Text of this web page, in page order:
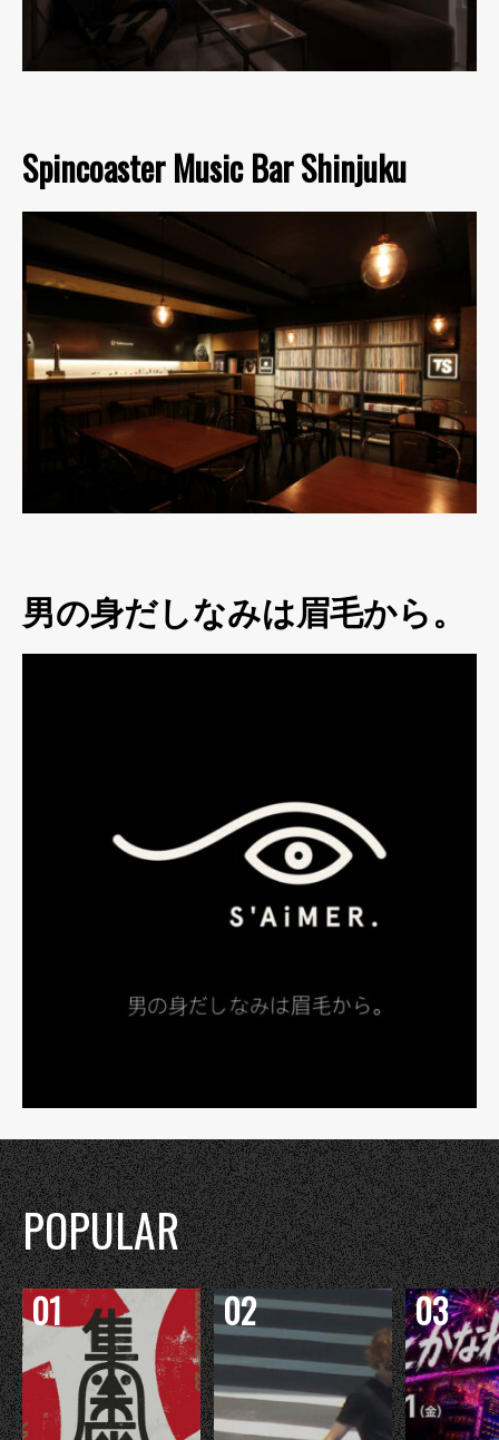
Spincoaster Music Bar Shinjuku
男の身だしなみは眉毛から。
POPULAR